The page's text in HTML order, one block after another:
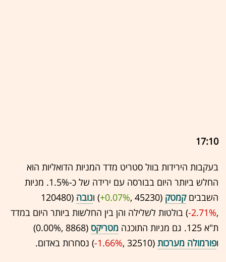
17:10
בעקבות הירידות בוול סטריט מדד המניות הדואליות הוא
החלש ביותר היום בבורסה עם ירידה של כ-1.5%. מניות
השבביםקמטק (45230 ,‎
+0.07%‏) ונובה (120480
,‎
-2.71%‏) בולטות לשלילה והן בין החלשות ביותר היום במדד
ת"א 125. גם מניות התוכנה
מטריקס (8868 ,‎
0.00%
‏)
ופורמולה מערכות (32510 ,‎
-1.66%‏) נסחרות באדום.